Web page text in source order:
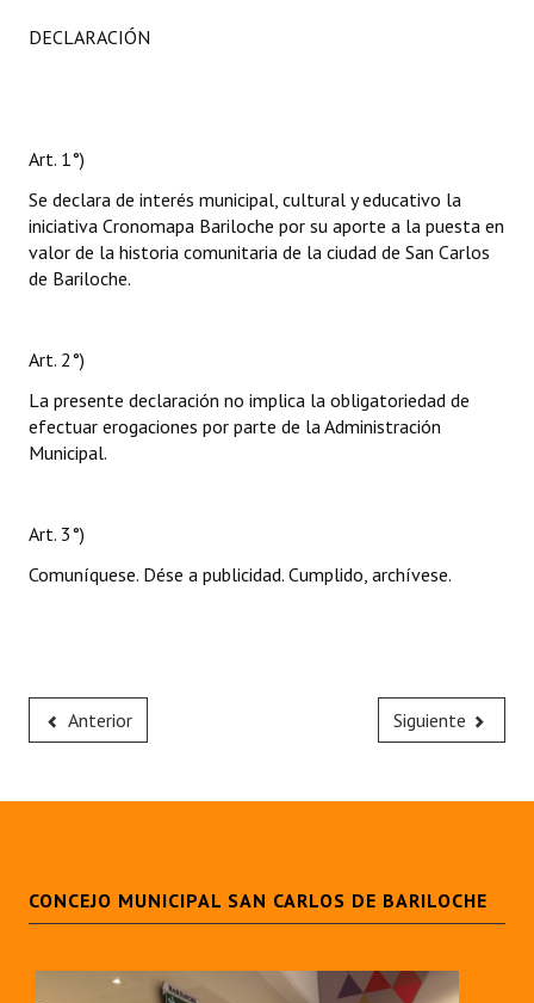
DECLARACIÓN
Art. 1°)
Se declara de interés municipal, cultural y educativo la
iniciativa Cronomapa Bariloche por su aporte a la puesta en
valor de la historia comunitaria de la ciudad de San Carlos
de Bariloche.
Art. 2°)
La presente declaración no implica la obligatoriedad de
efectuar erogaciones por parte de la Administración
Municipal.
Art. 3°)
Comuníquese. Dése a publicidad. Cumplido, archívese.
Anterior Siguiente
CONCEJO MUNICIPAL SAN CARLOS DE BARILOCHE